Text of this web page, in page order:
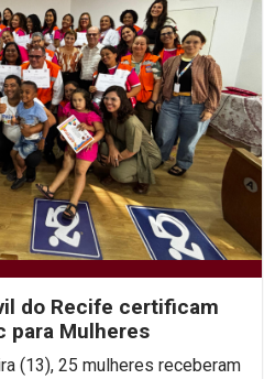
do Recife certificam
para Mulheres
(13), 25 mulheres receberam